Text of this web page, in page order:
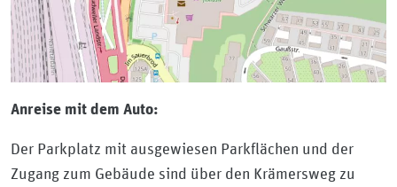
Anreise mit dem Auto:
Der Parkplatz mit ausgewiesen Parkflächen und der
Zugang zum Gebäude sind über den Krämersweg zu